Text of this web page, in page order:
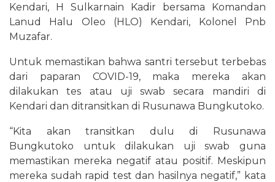
Kendari, H Sulkarnain Kadir bersama Komandan
Lanud Halu Oleo (HLO) Kendari, Kolonel Pnb
Muzafar.
Untuk memastikan bahwa santri tersebut terbebas
dari paparan COVID-19, maka mereka akan
dilakukan tes atau uji swab secara mandiri di
Kendari dan ditransitkan di Rusunawa Bungkutoko.
“Kita akan transitkan dulu di Rusunawa
Bungkutoko untuk dilakukan uji swab guna
memastikan mereka negatif atau positif. Meskipun
mereka sudah rapid test dan hasilnya negatif,” kata